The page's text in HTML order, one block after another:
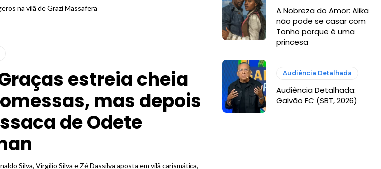
na vilã de Grazi Massafera
estreia cheia
mas depois
de Odete
Silva, Virgílio Silva e Zé Dassilva aposta em vilã carismática,
A Nobreza do Amor: Alika
não pode se casar com
Tonho porque é uma
princesa
Audiência Detalhada
Audiência Detalhada:
Galvão FC (SBT, 2026)